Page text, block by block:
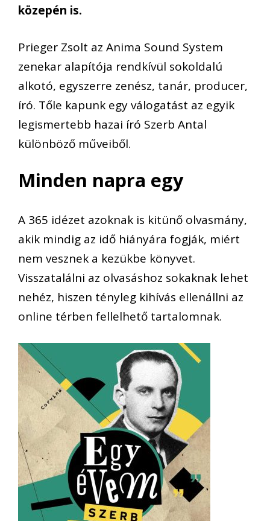
közepén is.
Prieger Zsolt az Anima Sound System
zenekar alapítója rendkívül sokoldalú
alkotó, egyszerre zenész, tanár, producer,
író. Tőle kapunk egy válogatást az egyik
legismertebb hazai író Szerb Antal
különböző műveiből.
Minden napra egy
A 365 idézet azoknak is kitünő olvasmány,
akik mindig az idő hiányára fogják, miért
nem vesznek a kezükbe könyvet.
Visszatalálni az olvasáshoz sokaknak lehet
nehéz, hiszen tényleg kihívás ellenállni az
online térben fellelhető tartalomnak.